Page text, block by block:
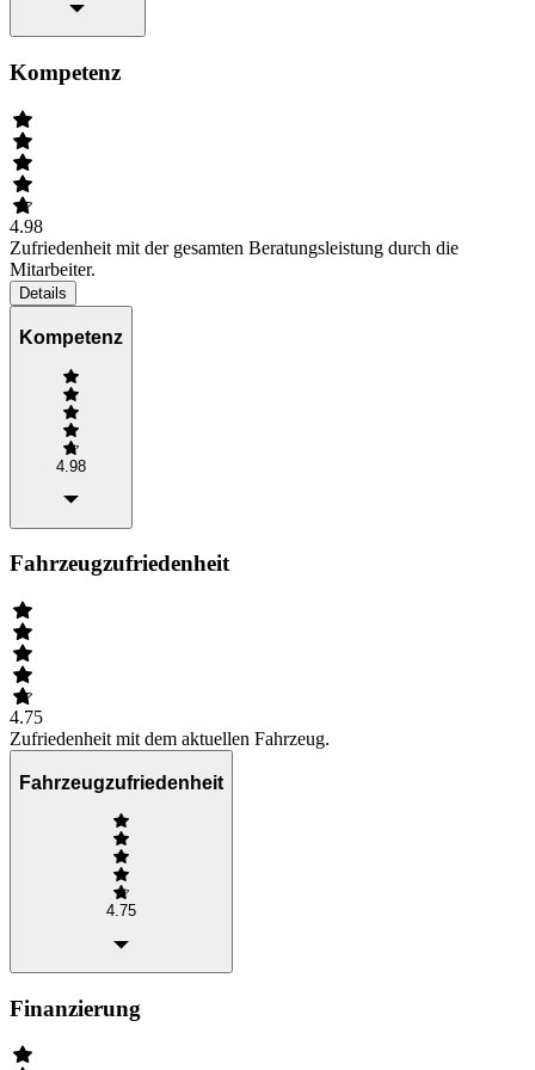
Kompetenz
4.98
Zufriedenheit mit der gesamten Beratungsleistung durch die
Mitarbeiter.
Details
Kompetenz
4.98
Fahrzeugzufriedenheit
4.75
Zufriedenheit mit dem aktuellen Fahrzeug.
Fahrzeugzufriedenheit
4.75
Finanzierung